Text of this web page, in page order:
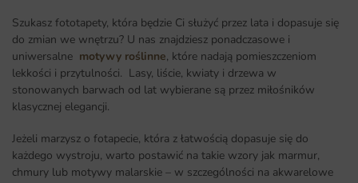
Szukasz fototapety, która będzie Ci służyć przez lata i dopasuje się
do zmian we wnętrzu? U nas znajdziesz ponadczasowe i
uniwersalne motywy roślinne, które nadają pomieszczeniom
lekkości i przytulności. Lasy, liście, kwiaty i drzewa w
stonowanych barwach od lat wybierane są przez miłośników
klasycznej elegancji.
Jeżeli marzysz o fotapecie, która z łatwością dopasuje się do
każdego wystroju, warto postawić na takie wzory jak marmur,
chmury lub motywy malarskie – w szczególności na akwarelowe